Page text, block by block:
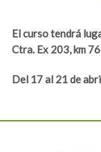
El curso tendrá
Ctra. Ex 203, km
Del 17 al 21 de